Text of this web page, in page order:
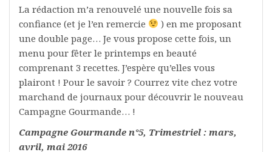
La rédaction m’a renouvelé une nouvelle fois sa
confiance (et je l’en remercie
) en me proposant
une double page… Je vous propose cette fois, un
menu pour fêter le printemps en beauté
comprenant 3 recettes. J’espère qu’elles vous
plairont ! Pour le savoir ? Courrez vite chez votre
marchand de journaux pour découvrir le nouveau
Campagne Gourmande… !
Campagne Gourmande n°5, Trimestriel : mars,
avril, mai 2016